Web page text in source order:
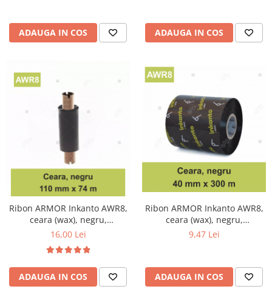
ADAUGA IN COS ADAUGA IN COS
Ribon ARMOR Inkanto AWR8,
ceara (wax), negru,
110mmX74M, OUT
16,00 Lei
ADAUGA IN COS
Ribon ARMOR Inkanto AWR8,
ceara (wax), negru,
40mmX300M, OUT
9,47 Lei
ADAUGA IN COS